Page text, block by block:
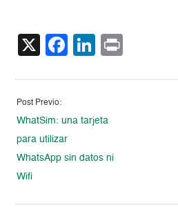
X Facebook
LinkedIn
Post Previo:
WhatSim: una tarjeta
para utilizar
WhatsApp sin datos ni
Wifi